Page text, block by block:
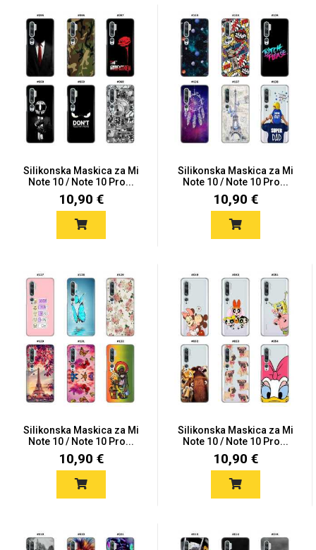
Silikonska Maskica za Mi
Note 10 / Note 10 Pro...
10,90 €
Silikonska Maskica za Mi
Note 10 / Note 10 Pro...
10,90 €
Silikonska Maskica za Mi
Note 10 / Note 10 Pro...
10,90 €
Silikonska Maskica za Mi
Note 10 / Note 10 Pro...
10,90 €
Svijet životinja Auto - Moto motivi
Mandale / Cvjetni
motivi
Citati & Stihovi
MarbleMania
Gaming motivi Crtani filmovi